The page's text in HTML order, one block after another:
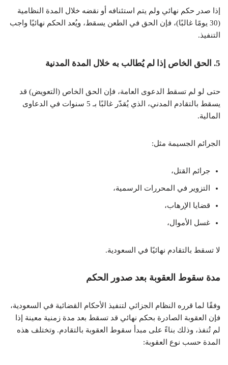
إذا صدر حكم نهائي ولم يتم استئنافه أو نقضه خلال المدة النظامية
(30 يومًا غالبًا)، فإن الحق في الطعن يسقط، ويُعد الحكم نهائيًا واجب
التنفيذ.
5. الحق الخاص إذا لم يُطالب به خلال المدة المدنية
حتى لو لم تسقط الدعوى العامة، فإن الحق الخاص (التعويض) قد
يسقط بالتقادم المدني، الذي يُقدّر غالبًا بـ 5 سنوات في الدعاوى
المالية.
الجرائم الجسيمة مثل:
جرائم القتل،
التزوير في المحررات الرسمية،
قضايا الإرهاب،
غسل الأموال،
لا تسقط بالتقادم نهائيًا في السعودية.
مدة سقوط العقوبة بعد صدور الحكم
وفقًا لما قرره النظام الجزائي لتنفيذ الأحكام القضائية في السعودية،
فإن العقوبة الصادرة بحكم نهائي قد تسقط بعد مدة زمنية معينة إذا
لم تُنفذ، وذلك بناءً على مبدأ سقوط العقوبة بالتقادم. وتختلف هذه
المدة حسب نوع العقوبة: